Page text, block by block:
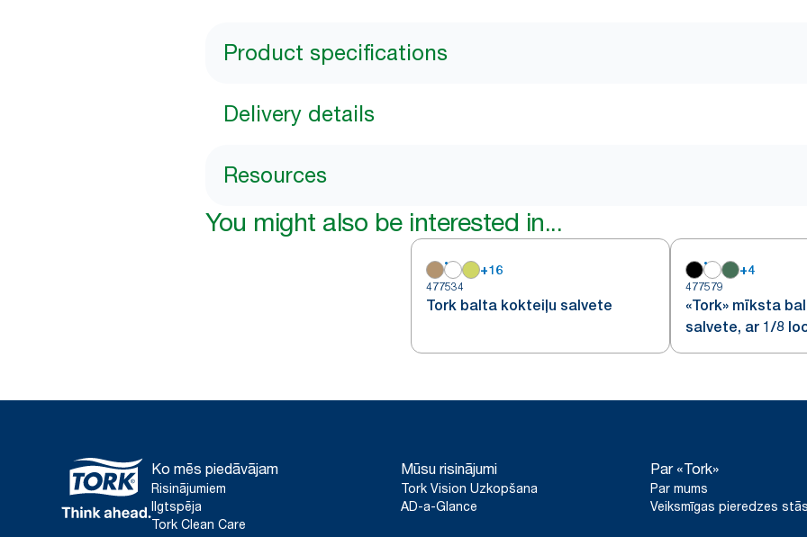
Product specifications
Delivery details
Resources
You might also be interested in...
+16
477534
Tork balta kokteiļu salvete
+4
477579
«Tork» mīksta
salvete, ar 1/8
Ko mēs piedāvājam
Risinājumiem
Ilgtspēja
Tork Clean Care
Mūsu risinājumi
Tork Vision Uzkopšana
AD-a-Glance
Par «Tork»
Par mums
Veiksmīgas pieredzes